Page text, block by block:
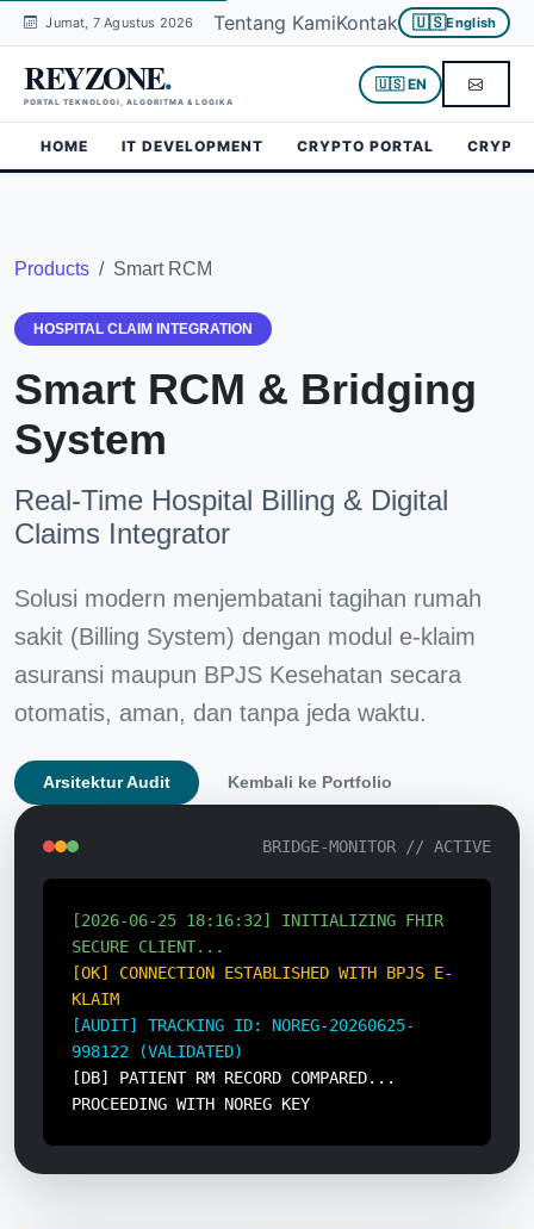
Jumat, 7 Agustus 2026 Tentang KamiKontak 🇺🇸English
REYZONE.
PORTAL TEKNOLOGI, ALGORITMA & LOGIKA
🇺🇸 EN
HOME IT DEVELOPMENT CRYPTO PORTAL
Products Smart RCM
HOSPITAL CLAIM INTEGRATION
Smart RCM & Bridging
System
Real-Time Hospital Billing & Digital
Claims Integrator
Solusi modern menjembatani tagihan rumah
sakit (Billing System) dengan modul e-klaim
asuransi maupun BPJS Kesehatan secara
otomatis, aman, dan tanpa jeda waktu.
Arsitektur Audit Kembali ke Portfolio
BRIDGE-MONITOR // ACTIVE
[2026-06-25 18:16:32] INITIALIZING FHIR
SECURE CLIENT...
[OK] CONNECTION ESTABLISHED WITH BPJS E-
KLAIM
[AUDIT] TRACKING ID: NOREG-20260625-
998122 (VALIDATED)
[DB] PATIENT RM RECORD COMPARED...
PROCEEDING WITH NOREG KEY